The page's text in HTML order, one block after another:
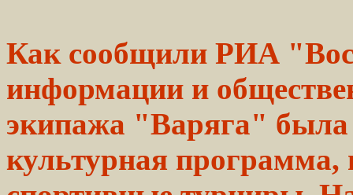
Как сообщили РИА
информации и
экипажа "Варяга"
культурная программа,